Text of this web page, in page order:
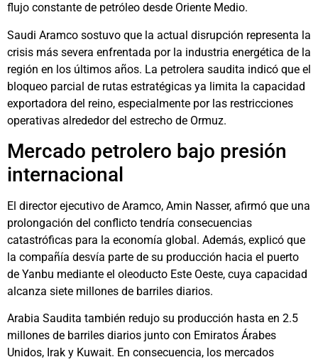
flujo constante de petróleo desde Oriente Medio.
Saudi Aramco sostuvo que la actual disrupción representa la
crisis más severa enfrentada por la industria energética de la
región en los últimos años. La petrolera saudita indicó que el
bloqueo parcial de rutas estratégicas ya limita la capacidad
exportadora del reino, especialmente por las restricciones
operativas alrededor del estrecho de Ormuz.
Mercado petrolero bajo presión
internacional
El director ejecutivo de Aramco, Amin Nasser, afirmó que una
prolongación del conflicto tendría consecuencias
catastróficas para la economía global. Además, explicó que
la compañía desvía parte de su producción hacia el puerto
de Yanbu mediante el oleoducto Este Oeste, cuya capacidad
alcanza siete millones de barriles diarios.
Arabia Saudita también redujo su producción hasta en 2.5
millones de barriles diarios junto con Emiratos Árabes
Unidos, Irak y Kuwait. En consecuencia, los mercados